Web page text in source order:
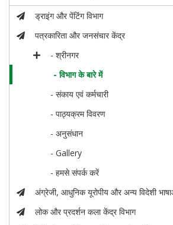
ड्राइंग और पेंटिंग विभाग
पत्रकारिता और जनसंचार केंद्र
- श्रीनगर
- विभाग के बारे में
- संकाय एवं कर्मचारी
- पाठ्यक्रम विवरण
- अनुसंधान
- Gallery
- हमसे संपर्क करें
अंग्रेजी, आधुनिक यूरोपीय और अन्य विदेशी
लोक और प्रदर्शन कला केंद्र विभाग